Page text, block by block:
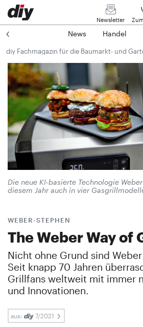
Newsletter
News Handel
diy Fachmagazin für die Baumarkt- und
Die neue KI-basierte Technologie
diesem Jahr auch in vier
WEBER-STEPHEN
The Weber Way of
Nicht ohne Grund sind
Seit knapp 70 Jahren
Grillfans weltweit mit immer
und Innovationen.
aus: 7/2021